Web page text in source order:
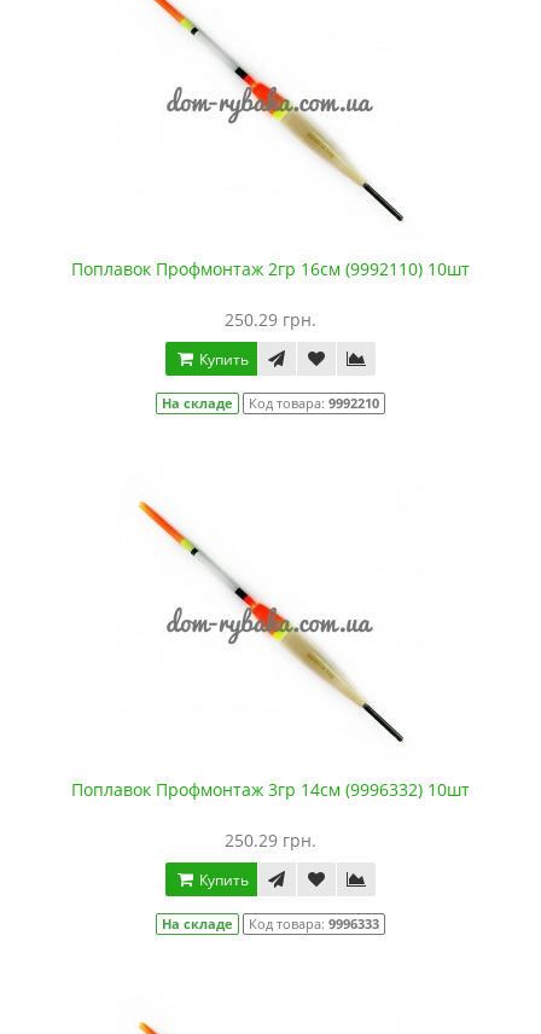
Поплавок Профмонтаж 2гр 16см (9992110) 10шт
250.29 грн.
Купить
На складе Код товара: 9992210
Поплавок Профмонтаж 3гр 14см (9996332) 10шт
250.29 грн.
Купить
На складе Код товара: 9996333